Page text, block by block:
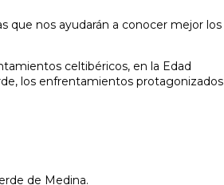
que nos ayudarán a conocer mejor los
celtibéricos, en la Edad
los enfrentamientos protagonizados
de Medina.